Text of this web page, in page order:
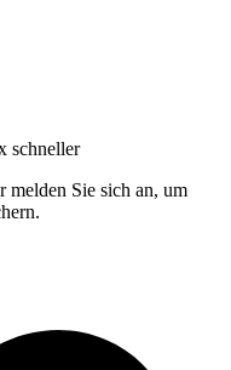
schneller
melden Sie sich an, um